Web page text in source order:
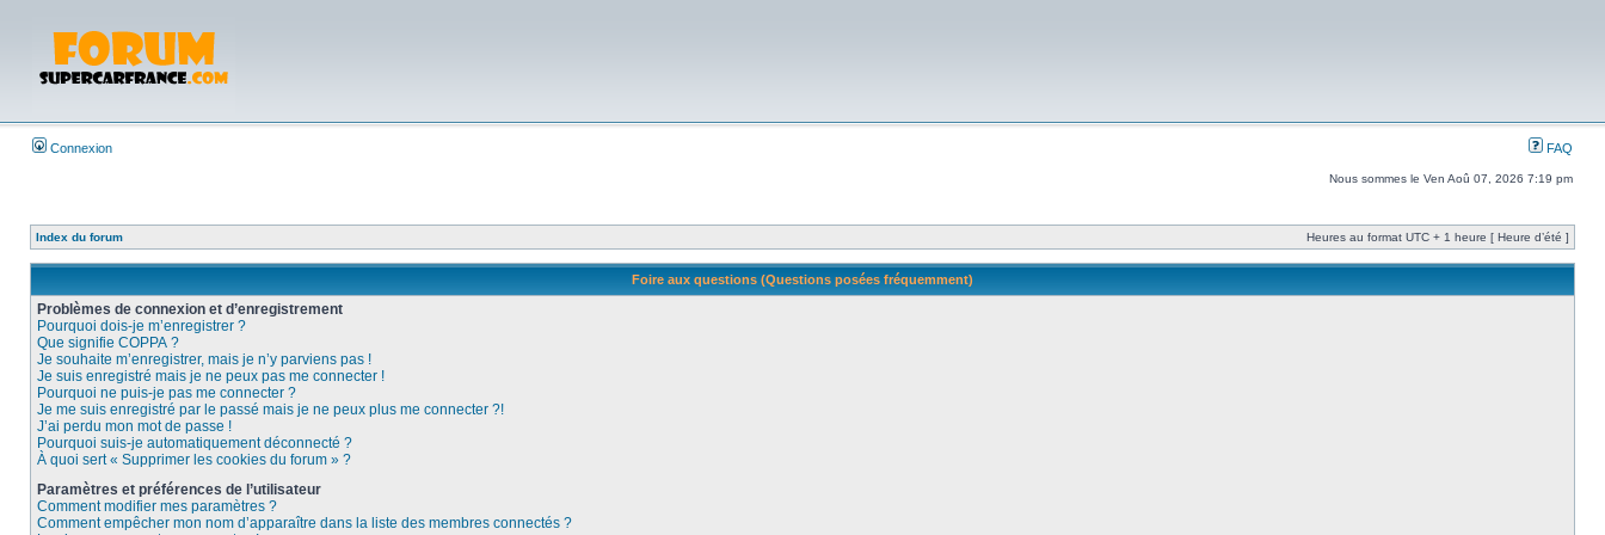
Connexion FAQ
Nous sommes le Ven Aoû 07, 2026 7:19 pm
Index du forum Heures au format UTC + 1 heure [ Heure d’été ]
Foire aux questions (Questions posées fréquemment)
Problèmes de connexion et d’enregistrement
Pourquoi dois-je m’enregistrer ?
Que signifie COPPA ?
Je souhaite m’enregistrer, mais je n’y parviens pas !
Je suis enregistré mais je ne peux pas me connecter !
Pourquoi ne puis-je pas me connecter ?
Je me suis enregistré par le passé mais je ne peux plus me connecter ?!
J’ai perdu mon mot de passe !
Pourquoi suis-je automatiquement déconnecté ?
À quoi sert « Supprimer les cookies du forum » ?
Paramètres et préférences de l’utilisateur
Comment modifier mes paramètres ?
Comment empêcher mon nom d’apparaître dans la liste des membres connectés ?